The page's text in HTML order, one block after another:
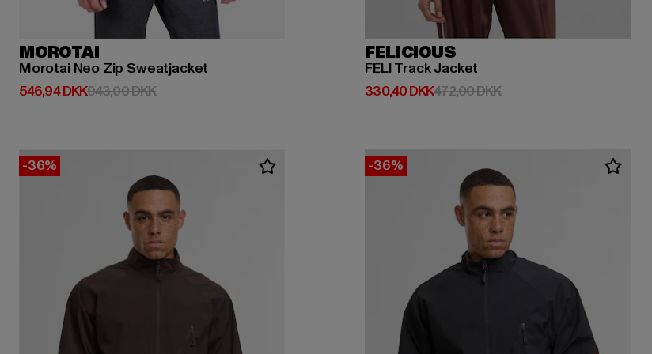
MOROTAI
Morotai Neo Zip Sweatjacket
546,94 DKK
Nuværende pris: 546,94 DKK
943,00 DKKKampagnepris: 943,00 DKK
FELICIOUS
FELI Track Jacket
330,40 DKK
Nuværende pris: 330,40 DKK
472,00 DKKKampagnepris: 472,00 DKK
-36% -36%